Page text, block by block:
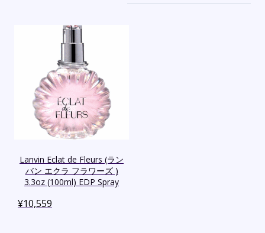
Lanvin Eclat de Fleurs (ラン
バン エクラ フラワーズ )
3.3oz (100ml) EDP Spray
¥10,559